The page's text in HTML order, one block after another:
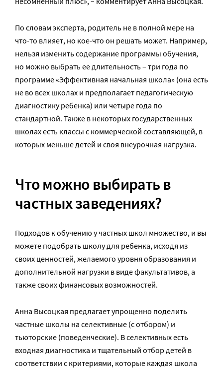
По словам эксперта, родитель не в полной мере на
что-то влияет, но кое-что он решать может. Например,
нельзя изменить содержание программы обучения,
но можно выбрать ее длительность – три года по
программе «Эффективная начальная школа» (она есть
не во всех школах и предполагает педагогическую
диагностику ребенка) или четыре года по
стандартной. Также в некоторых государственных
школах есть классы с коммерческой составляющей, в
которых меньше детей и своя внеурочная нагрузка.
Что можно выбирать в
частных заведениях?
Подходов к обучению у частных школ множество, и вы
можете подобрать школу для ребенка, исходя из
своих ценностей, желаемого уровня образования и
дополнительной нагрузки в виде факультативов, а
также своих финансовых возможностей.
Анна Высоцкая предлагает упрощенно поделить
частные школы на селективные (с отбором) и
тьюторские (поведенческие). В селективных есть
входная диагностика и тщательный отбор детей в
соответствии с критериями, которые каждая школа